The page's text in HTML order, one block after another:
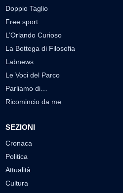
Doppio Taglio
Free sport
L’Orlando Curioso
La Bottega di Filosofia
Labnews
Le Voci del Parco
Parliamo di…
Ricomincio da me
SEZIONI
Cronaca
Politica
Attualità
Cultura